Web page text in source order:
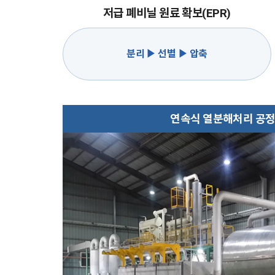
저급 폐비닐 원료 확보(EPR)
분리 ▶ 선별 ▶ 압축
연속식 열분해처리 공